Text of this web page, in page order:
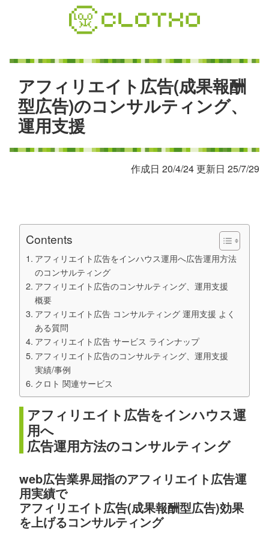
アフィ リ エイ ト広告(成果報酬
型広告)のコンサルティング、
運用支援
作成日 20/4/24 更新日 25/7/29
Contents
アフィリエイト広告をインハウス運用へ広告運用方法
のコンサルティング
アフィリエイト広告のコンサルティング、運用支援
概要
アフィリエイト広告 コンサルティング 運用支援 よく
ある質問
アフィリエイト広告 サービス ラインナップ
アフィリエイト広告のコンサルティング、運用支援
実績/事例
クロト 関連サービス
アフィリエイト広告をインハウス運
用へ
広告運用方法のコンサルティング
web広告業界屈指のアフィリエイト広告運
用実績で
アフィリエイト広告(成果報酬型広告)効果
を上げるコンサルティング